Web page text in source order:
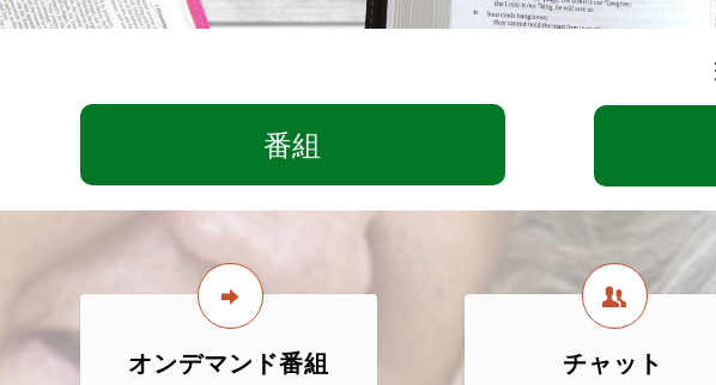
番組
オンデマンド番組 チャット